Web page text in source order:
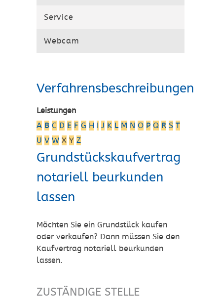
Service
Webcam
Verfahrensbeschreibungen
Leistungen
A B C D E F G H I J K L M N O P Q R S T
U V W X Y Z
Grundstückskaufvertrag
notariell beurkunden
lassen
Möchten Sie ein Grundstück kaufen
oder verkaufen? Dann müssen Sie den
Kaufvertrag notariell beurkunden
lassen.
ZUSTÄNDIGE STELLE